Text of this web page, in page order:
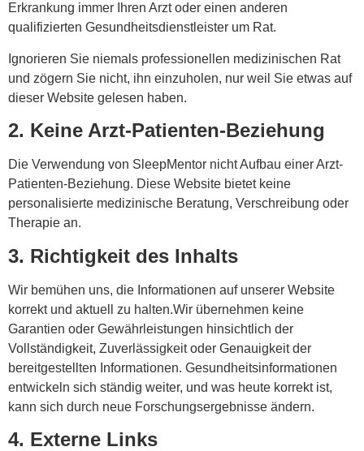
Erkrankung immer Ihren Arzt oder einen anderen
qualifizierten Gesundheitsdienstleister um Rat.
Ignorieren Sie niemals professionellen medizinischen Rat
und zögern Sie nicht, ihn einzuholen, nur weil Sie etwas auf
dieser Website gelesen haben.
2. Keine Arzt-Patienten-Beziehung
Die Verwendung von SleepMentor nichtAufbau einer Arzt-
Patienten-Beziehung. Diese Website bietet keine
personalisierte medizinische Beratung, Verschreibung oder
Therapie an.
3. Richtigkeit des Inhalts
Wir bemühen uns, die Informationen auf unserer Website
korrekt und aktuell zu halten.Wir übernehmen keine
Garantien oder Gewährleistungen hinsichtlich der
Vollständigkeit, Zuverlässigkeit oder Genauigkeit der
bereitgestellten Informationen. Gesundheitsinformationen
entwickeln sich ständig weiter, und was heute korrekt ist,
kann sich durch neue Forschungsergebnisse ändern.
4. Externe Links